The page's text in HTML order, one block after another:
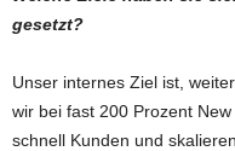
gesetzt?
Unser internes Ziel ist,
wir bei fast 200 Prozent
schnell Kunden und